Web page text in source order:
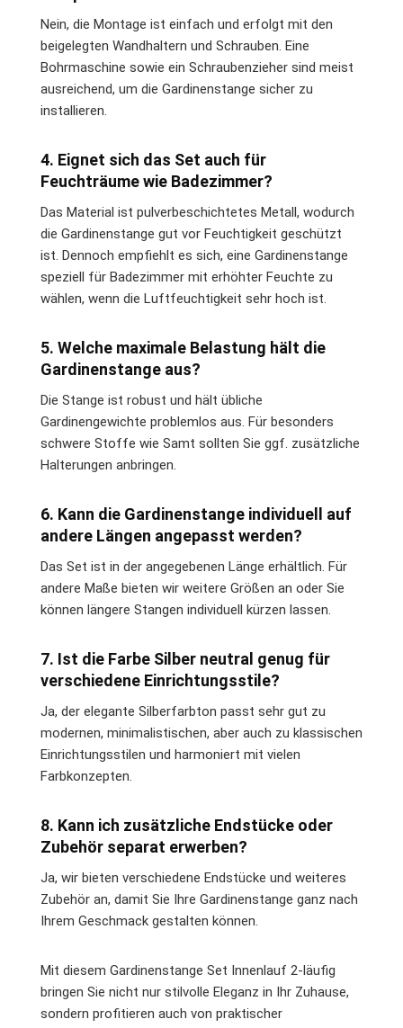
Nein, die Montage ist einfach und erfolgt mit den
beigelegten Wandhaltern und Schrauben. Eine
Bohrmaschine sowie ein Schraubenzieher sind meist
ausreichend, um die Gardinenstange sicher zu
installieren.
4. Eignet sich das Set auch für
Feuchträume wie Badezimmer?
Das Material ist pulverbeschichtetes Metall, wodurch
die Gardinenstange gut vor Feuchtigkeit geschützt
ist. Dennoch empfiehlt es sich, eine Gardinenstange
speziell für Badezimmer mit erhöhter Feuchte zu
wählen, wenn die Luftfeuchtigkeit sehr hoch ist.
5. Welche maximale Belastung hält die
Gardinenstange aus?
Die Stange ist robust und hält übliche
Gardinengewichte problemlos aus. Für besonders
schwere Stoffe wie Samt sollten Sie ggf. zusätzliche
Halterungen anbringen.
6. Kann die Gardinenstange individuell auf
andere Längen angepasst werden?
Das Set ist in der angegebenen Länge erhältlich. Für
andere Maße bieten wir weitere Größen an oder Sie
können längere Stangen individuell kürzen lassen.
7. Ist die Farbe Silber neutral genug für
verschiedene Einrichtungsstile?
Ja, der elegante Silberfarbton passt sehr gut zu
modernen, minimalistischen, aber auch zu klassischen
Einrichtungsstilen und harmoniert mit vielen
Farbkonzepten.
8. Kann ich zusätzliche Endstücke oder
Zubehör separat erwerben?
Ja, wir bieten verschiedene Endstücke und weiteres
Zubehör an, damit Sie Ihre Gardinenstange ganz nach
Ihrem Geschmack gestalten können.
Mit diesem Gardinenstange Set Innenlauf 2-läufig
bringen Sie nicht nur stilvolle Eleganz in Ihr Zuhause,
sondern profitieren auch von praktischer